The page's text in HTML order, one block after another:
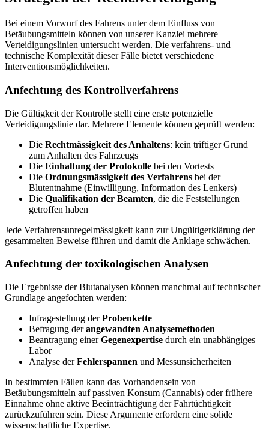
Bei einem Vorwurf des Fahrens unter dem Einfluss von
Betäubungsmitteln können von unserer Kanzlei mehrere
Verteidigungslinien untersucht werden. Die verfahrens- und
technische Komplexität dieser Fälle bietet verschiedene
Interventionsmöglichkeiten.
Anfechtung des Kontrollverfahrens
Die Gültigkeit der Kontrolle stellt eine erste potenzielle
Verteidigungslinie dar. Mehrere Elemente können geprüft werden:
Die Rechtmässigkeit des Anhaltens: kein triftiger Grund
zum Anhalten des Fahrzeugs
Die Einhaltung der Protokolle bei den Vortests
Die Ordnungsmässigkeit des Verfahrens bei der
Blutentnahme (Einwilligung, Information des Lenkers)
Die Qualifikation der Beamten, die die Feststellungen
getroffen haben
Jede Verfahrensunregelmässigkeit kann zur Ungültigerklärung der
gesammelten Beweise führen und damit die Anklage schwächen.
Anfechtung der toxikologischen Analysen
Die Ergebnisse der Blutanalysen können manchmal auf technischer
Grundlage angefochten werden:
Infragestellung derProbenkette
Befragung derangewandten Analysemethoden
Beantragung einerGegenexpertise durch ein unabhängiges
Labor
Analyse derFehlerspannen und Messunsicherheiten
In bestimmten Fällen kann das Vorhandensein von
Betäubungsmitteln auf passiven Konsum (Cannabis) oder frühere
Einnahme ohne aktive Beeinträchtigung der Fahrtüchtigkeit
zurückzuführen sein. Diese Argumente erfordern eine solide
wissenschaftliche Expertise.